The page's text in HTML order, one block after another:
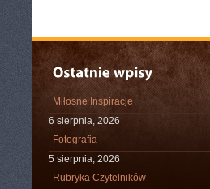
Miłosne Inspiracje
6 sierpnia, 2026
Fotografia
5 sierpnia, 2026
Rubryka Czytelników